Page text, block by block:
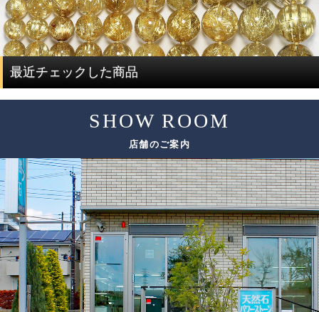
質のブレスレットを複数用意する必要があり、費用がかさ
んでしまい容易なことではありません。
ですが、ルチルクォーツに特化した専門店だからこそ、一
サイズ毎に本数も揃うことで、この組み替え作業を可能と
ただし、希少性の高いルチルクォーツは、仕入れのチャン
スも限られてしまうため、替えのビーズをご用意できない
場合がございます。
その場合は、ありのままの美しさをご紹介しております。
ルチルクォーツを評価する際には、ルチルと水晶で分けて
評価する必要があります。
ルチルクォーツの評価は、「ルチル」「水晶」の2つの要素
で決まります。
基準となる評価ポイント
ルチル
色味
太さ
輝き方
入り方
水晶
色味
透明度
この他にも細かい評価ポイントはございますが、大きく分
けて6つの評価ポイントを基に、各要素の水準が決まり、そ
最近チェックした商品
SHOW ROOM
店舗のご案内